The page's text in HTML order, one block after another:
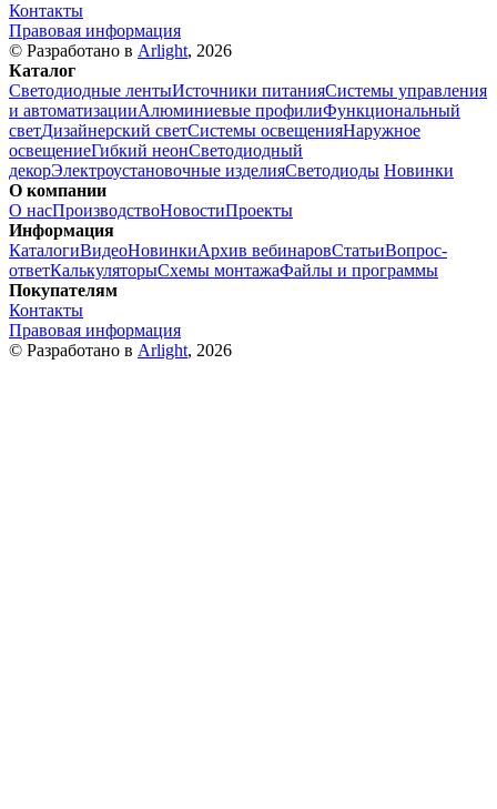
Контакты
Правовая информация
© Разработано в Arlight, 2026
Каталог
Светодиодные лентыИсточники питанияСистемы управления
и автоматизацииАлюминиевые профилиФункциональный
светДизайнерский светСистемы освещенияНаружное
освещениеГибкий неонСветодиодный
декорЭлектроустановочные изделияСветодиоды Новинки
О компании
О насПроизводствоНовостиПроекты
Информация
КаталогиВидеоНовинкиАрхив вебинаровСтатьиВопрос-
ответКалькуляторыСхемы монтажаФайлы и программы
Покупателям
Контакты
Правовая информация
© Разработано в Arlight, 2026